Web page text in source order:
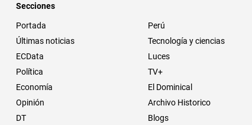
Secciones
Portada
Últimas noticias
ECData
Política
Economía
Opinión
DT
Perú
Tecnología y ciencias
Luces
TV+
El Dominical
Archivo Historico
Blogs